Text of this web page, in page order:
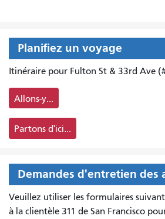
Planifiez un voyage
Itinéraire pour Fulton St & 33rd Ave
Allons-y...
Partons d'ici...
Demandes d'entretien des
Veuillez utiliser les formulaires
à la clientèle 311 de San Francisco